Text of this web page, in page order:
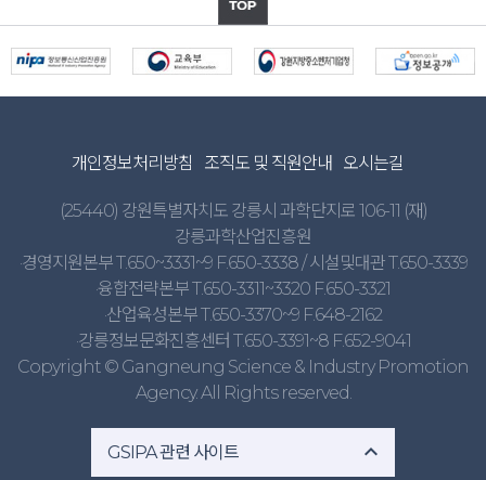
개인정보처리방침 조직도 및 직원안내 오시는길
(25440) 강원특별자치도 강릉시 과학단지로 106-11 (재)
강릉과학산업진흥원
·경영지원본부 T.650~3331~9 F.650-3338 / 시설및대관 T.650-3339
·융합전략본부 T.650-3311~3320 F.650-3321
·산업육성본부 T.650-3370~9 F.648-2162
·강릉정보문화진흥센터 T.650-3391~8 F.652-9041
Copyright © Gangneung Science & Industry Promotion
Agency. All Rights reserved.
GSIPA 관련 사이트 expand_less